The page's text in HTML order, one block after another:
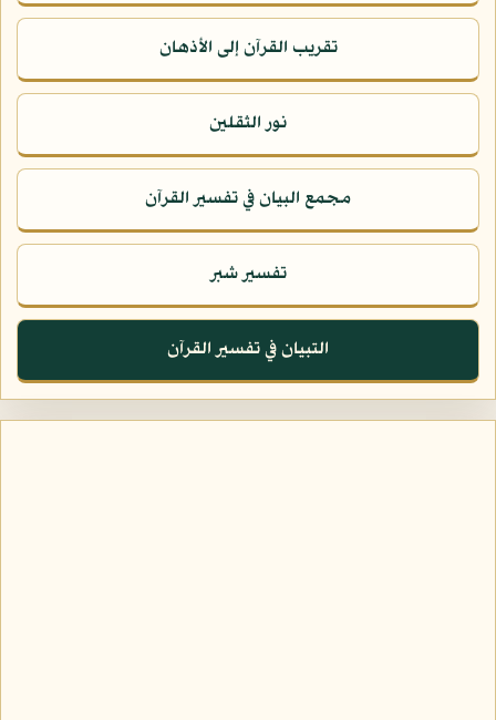
تقريب القرآن إلى الأذهان
نور الثقلين
مجمع البيان في تفسير القرآن
تفسير شبر
التبيان في تفسير القرآن